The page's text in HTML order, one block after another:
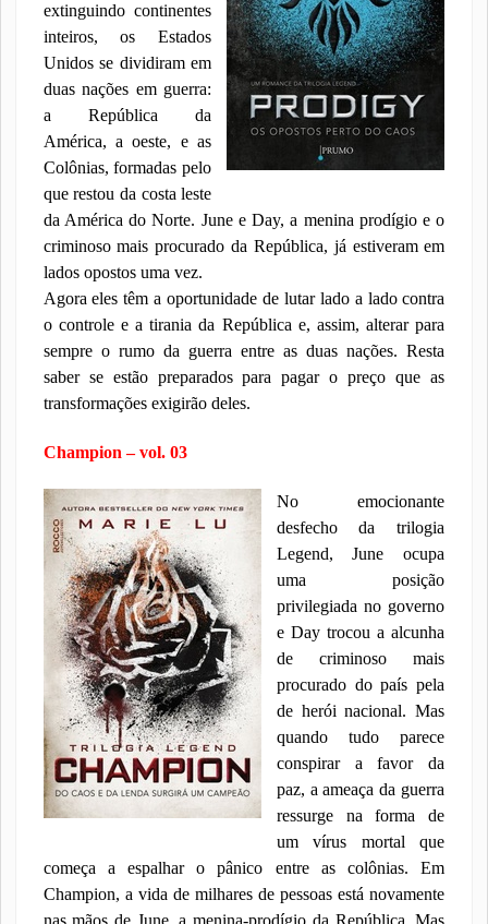
extinguindo continentes
inteiros, os Estados
Unidos se dividiram em
duas nações em guerra:
a República da
América, a oeste, e as
Colônias, formadas pelo
que restou da costa leste
da América do Norte. June e Day, a menina prodígio e o
criminoso mais procurado da República, já estiveram em
lados opostos uma vez.
Agora eles têm a oportunidade de lutar lado a lado contra
o controle e a tirania da República e, assim, alterar para
sempre o rumo da guerra entre as duas nações. Resta
saber se estão preparados para pagar o preço que as
transformações exigirão deles.
Champion – vol. 03
No emocionante
desfecho da trilogia
Legend, June ocupa
uma posição
privilegiada no governo
e Day trocou a alcunha
de criminoso mais
procurado do país pela
de herói nacional. Mas
quando tudo parece
conspirar a favor da
paz, a ameaça da guerra
ressurge na forma de
um vírus mortal que
começa a espalhar o pânico entre as colônias. Em
Champion, a vida de milhares de pessoas está novamente